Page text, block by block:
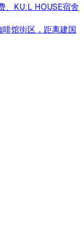
、KU:L HOUSE宿舍
馆街区，距离建国